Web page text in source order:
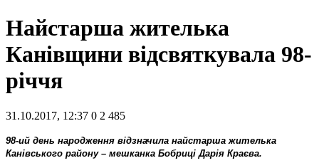
Найстарша жителька
Канівщини відсвяткувала 98-
річчя
31.10.2017, 12:37 0 2 485
98-ий день народження відзначила найстарша жителька
Канівського району – мешканка Бобриці Дарія Краєва.